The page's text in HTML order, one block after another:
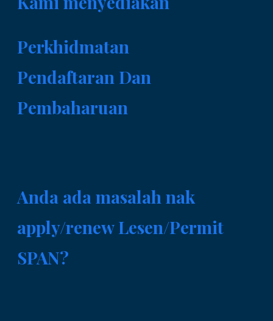
Perkhidmatan
Pendaftaran Dan
Pembaharuan
Anda ada masalah nak
apply/renew Lesen/Permit
SPAN?